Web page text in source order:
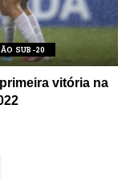
SUB-20
vitória na